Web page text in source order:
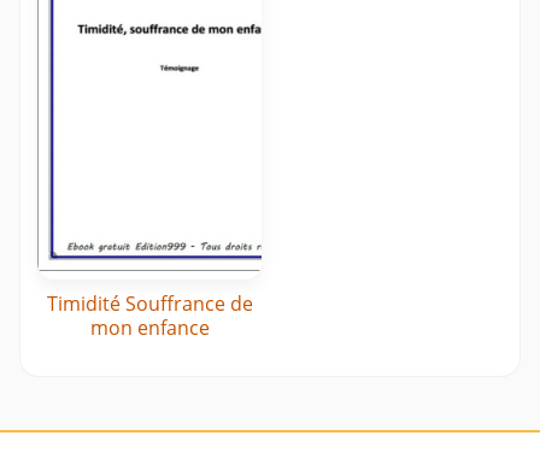
Timidité Souffrance de
mon enfance